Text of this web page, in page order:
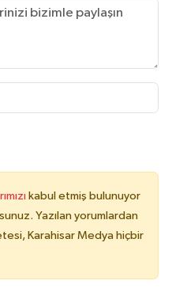
kabul etmiş bulunuyor
Yazılan yorumlardan
Karahisar Medya hiçbir